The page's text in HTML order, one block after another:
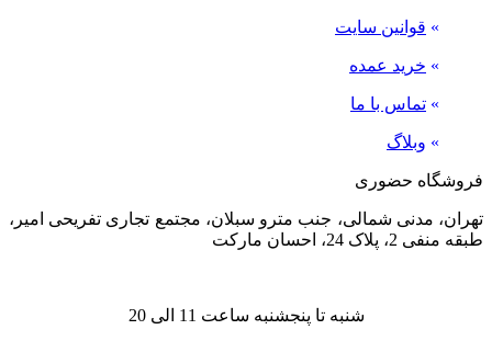
» قوانین سایت
» خرید عمده
» تماس با ما
» وبلاگ
فروشگاه حضوری
تهران، مدنی شمالی، جنب مترو سبلان، مجتمع تجاری تفریحی امیر،
طبقه منفی 2، پلاک 24، احسان مارکت
شنبه تا پنجشنبه ساعت 11 الی 20